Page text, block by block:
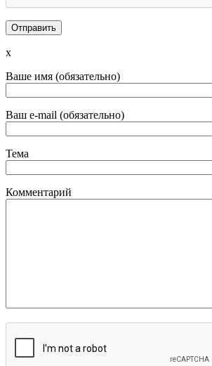
x
Ваше имя (обязательно)
Ваш e-mail (обязательно)
Тема
Комментарий